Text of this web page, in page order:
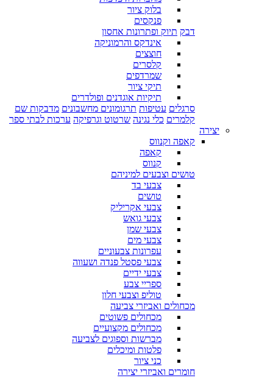
בלוק ציור
פנקסים
דבק תיוק ופתרונות אחסון
אינדקס והרמוניקה
חוצצים
קלסרים
שמרדפים
תיקי ציור
תיקיות אוגדנים ופולדרים
סרגלים עטיפות תרגומונים מחשבונים מדבקות שם
קלמרים כלי נגינה שרטוט וגרפיקה ערכות לבתי ספר
יצירה
קאפה וקנווס
קאפה
קנווס
טושים וצבעים למיניהם
צבעי בד
טושים
צבעי אקריליק
צבעי גואש
צבעי שמן
צבעי מים
עפרונות צבעוניים
צבעי פסטל פנדה ושעווה
צבעי ידיים
ספריי צבע
טוליפ וצבעי חלון
מכחולים ואביזרי צביעה
מכחולים פשוטים
מכחולים מקצועיים
מברשות וספוגים לצביעה
פלטות ומיכלים
כני ציור
חומרים ואביזרי יצירה